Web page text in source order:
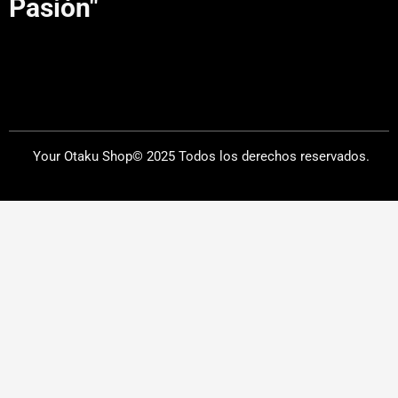
Pasión"
Your Otaku Shop© 2025 Todos los derechos reservados.